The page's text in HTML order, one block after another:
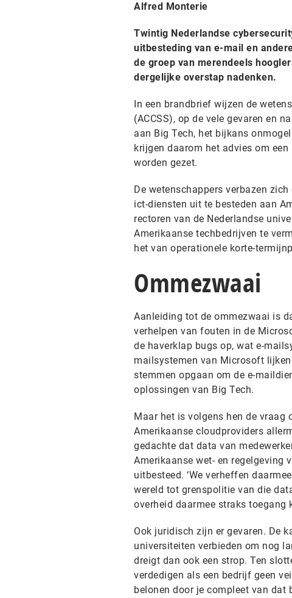
Alfred Monterie
Twintig Nederlandse
uitbesteding van e-mail en
de groep van merendeels
dergelijke overstap nadenken.
In een brandbrief wijzen de
(ACCSS), op de vele gevaren en
aan Big Tech, het bijkans
krijgen daarom het advies om
worden gezet.
De wetenschappers verbazen
ict-diensten uit te besteden aan
rectoren van de Nederlandse
Amerikaanse techbedrijven te
het van operationele korte-
Ommezwaai
Aanleiding tot de ommezwaai is
verhelpen van fouten in de
de haverklap bugs op, wat e-
mailsystemen van Microsoft
stemmen opgaan om de e-
oplossingen van Big Tech.
Maar het is volgens hen de
Amerikaanse cloudproviders
gedachte dat data van
Amerikaanse wet- en regelgeving
uitbesteed. ‘We verheffen
wereld tot grenspolitie van die
overheid daarmee straks toegang
Ook juridisch zijn er gevaren. De
universiteiten verbieden om nog
dreigt dan ook een strop. Ten
verdedigen als een bedrijf geen
belonen door je compleet van